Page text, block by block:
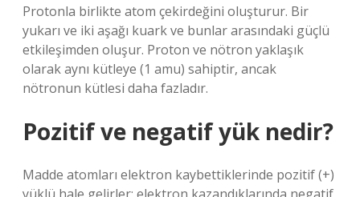
Protonla birlikte atom çekirdeğini oluşturur. Bir
yukarı ve iki aşağı kuark ve bunlar arasındaki güçlü
etkileşimden oluşur. Proton ve nötron yaklaşık
olarak aynı kütleye (1 amu) sahiptir, ancak
nötronun kütlesi daha fazladır.
Pozitif ve negatif yük nedir?
Madde atomları elektron kaybettiklerinde pozitif (+)